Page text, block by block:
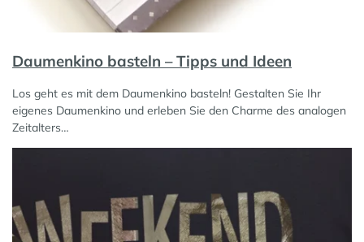
Daumenkino basteln – Tipps und Ideen
Los geht es mit dem Daumenkino basteln! Gestalten Sie Ihr
eigenes Daumenkino und erleben Sie den Charme des analogen
Zeitalters…